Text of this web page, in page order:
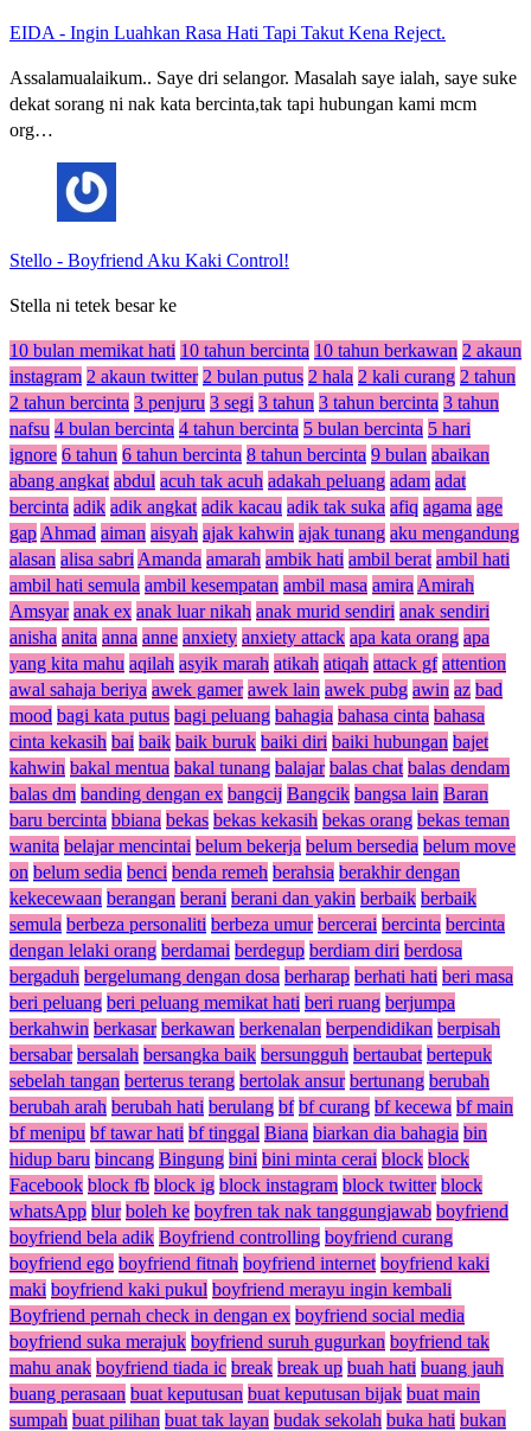
EIDA - Ingin Luahkan Rasa Hati Tapi Takut Kena Reject.
Assalamualaikum.. Saye dri selangor. Masalah saye ialah, saye suke
dekat sorang ni nak kata bercinta,tak tapi hubungan kami mcm
org…
Stello - Boyfriend Aku Kaki Control!
Stella ni tetek besar ke
10 bulan memikat hati 10 tahun bercinta 10 tahun berkawan 2 akaun
instagram 2 akaun twitter 2 bulan putus 2 hala 2 kali curang 2 tahun
2 tahun bercinta 3 penjuru 3 segi 3 tahun 3 tahun bercinta 3 tahun
nafsu 4 bulan bercinta 4 tahun bercinta 5 bulan bercinta 5 hari
ignore 6 tahun 6 tahun bercinta 8 tahun bercinta 9 bulan abaikan
abang angkat abdul acuh tak acuh adakah peluang adam adat
bercinta adik adik angkat adik kacau adik tak suka afiq agama age
gap Ahmad aiman aisyah ajak kahwin ajak tunang aku mengandung
alasan alisa sabri Amanda amarah ambik hati ambil berat ambil hati
ambil hati semula ambil kesempatan ambil masa amira Amirah
Amsyar anak ex anak luar nikah anak murid sendiri anak sendiri
anisha anita anna anne anxiety anxiety attack apa kata orang apa
yang kita mahu aqilah asyik marah atikah atiqah attack gf attention
awal sahaja beriya awek gamer awek lain awek pubg awin az bad
mood bagi kata putus bagi peluang bahagia bahasa cinta bahasa
cinta kekasih bai baik baik buruk baiki diri baiki hubungan bajet
kahwin bakal mentua bakal tunang balajar balas chat balas dendam
balas dm banding dengan ex bangcij Bangcik bangsa lain Baran
baru bercinta bbiana bekas bekas kekasih bekas orang bekas teman
wanita belajar mencintai belum bekerja belum bersedia belum move
on belum sedia benci benda remeh berahsia berakhir dengan
kekecewaan berangan berani berani dan yakin berbaik berbaik
semula berbeza personaliti berbeza umur bercerai bercinta bercinta
dengan lelaki orang berdamai berdegup berdiam diri berdosa
bergaduh bergelumang dengan dosa berharap berhati hati beri masa
beri peluang beri peluang memikat hati beri ruang berjumpa
berkahwin berkasar berkawan berkenalan berpendidikan berpisah
bersabar bersalah bersangka baik bersungguh bertaubat bertepuk
sebelah tangan berterus terang bertolak ansur bertunang berubah
berubah arah berubah hati berulang bf bf curang bf kecewa bf main
bf menipu bf tawar hati bf tinggal Biana biarkan dia bahagia bin
hidup baru bincang Bingung bini bini minta cerai block block
Facebook block fb block ig block instagram block twitter block
whatsApp blur boleh ke boyfren tak nak tanggungjawab boyfriend
boyfriend bela adik Boyfriend controlling boyfriend curang
boyfriend ego boyfriend fitnah boyfriend internet boyfriend kaki
maki boyfriend kaki pukul boyfriend merayu ingin kembali
Boyfriend pernah check in dengan ex boyfriend social media
boyfriend suka merajuk boyfriend suruh gugurkan boyfriend tak
mahu anak boyfriend tiada ic break break up buah hati buang jauh
buang perasaan buat keputusan buat keputusan bijak buat main
sumpah buat pilihan buat tak layan budak sekolah buka hati bukan